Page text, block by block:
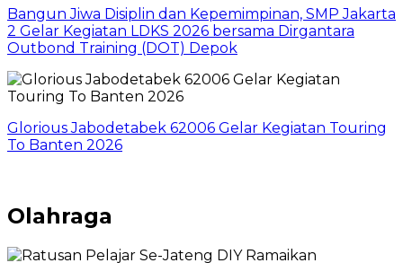
Bangun Jiwa Disiplin dan Kepemimpinan, SMP Jakarta
2 Gelar Kegiatan LDKS 2026 bersama Dirgantara
Outbond Training (DOT) Depok
Glorious Jabodetabek 62006 Gelar Kegiatan Touring
To Banten 2026
Olahraga